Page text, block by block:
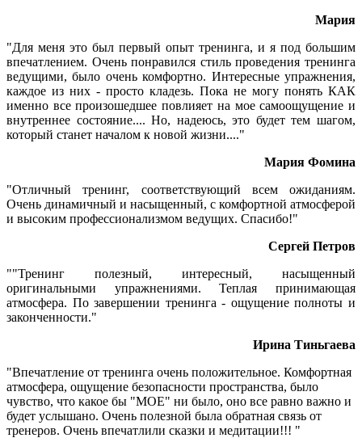
Мария
"Для меня это был первый опыт тренинга, и я под большим
впечатлением. Очень понравился стиль проведения тренинга
ведущими, было очень комфортно. Интересные упражнения,
каждое из них - просто кладезь. Пока не могу понять КАК
именно все произошедшее повлияет на мое самоощущение и
внутреннее состояние.... Но, надеюсь, это будет тем шагом,
который станет началом к новой жизни...."
Мария Фомина
"Отличный тренинг, соответствующий всем ожиданиям.
Очень динамичный и насыщенный, с комфортной атмосферой
и высоким профессионализмом ведущих. Спасибо!"
Сергей Петров
""Тренинг полезный, интересный, насыщенный
оригинальными упражнениями. Теплая принимающая
атмосфера. По завершении тренинга - ощущение полноты и
законченности."
Ирина Тиньгаева
"Впечатление от тренинга очень положительное. Комфортная
атмосфера, ощущение безопасности пространства, было
чувство, что какое бы "МОЕ" ни было, оно все равно важно и
будет услышано. Очень полезной была обратная связь от
тренеров. Очень впечатлили сказки и медитации!!! "